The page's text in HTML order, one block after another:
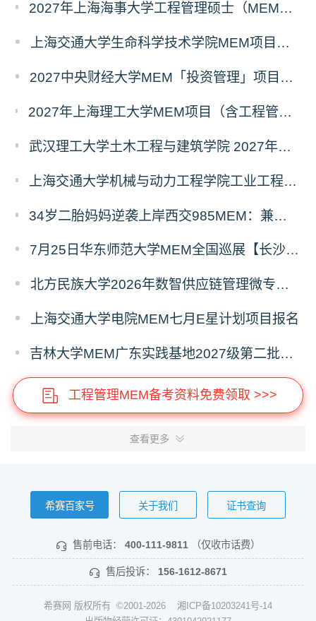
2027年上海海事大学工程管理硕士（MEM）宁波产教融合研究生培养项目
上海交通大学生命科学技术学院MEM项目全新介绍
2027中央财经大学MEM「投资管理」项目招生专题正式上线
2027年上海理工大学MEM项目（含工程管理、工业工程与管理、物流工程与管理）奖助学金政策发布
武汉理工大学土木工程与建筑学院 2027年工程管理硕士（MEM）招生简章
上海交通大学机械与动力工程学院工业工程学科硕士生招生专业及统考科目调整公告
34岁二胎妈妈逆袭上岸西交985MEM：兼顾工作带娃，零基础5个月逆风翻盘
7月25日华东师范大学MEM全国巡展【长沙站】开启，欢迎报考！
北方民族大学2026年数智供应链管理微专业招生简章
上海交通大学电院MEM七月E星计划项目报名
吉林大学MEM广东实践基地2027级第二批次预审面试启动
工程管理MEM备考资料免费领取 >>>
查看更多
希赛百家号 关于我们 证书查询
售前电话： 400-111-9811 （仅收市话费）
售后投诉： 156-1612-8671
希赛网 版权所有 ©2001-2026 湘ICP备10203241号-14